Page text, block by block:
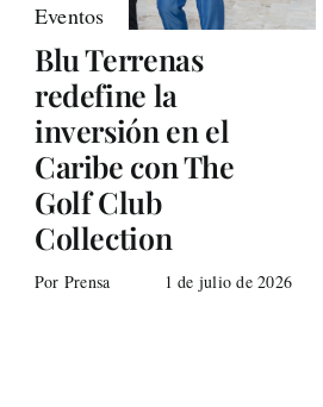
Eventos
Blu Terrenas
redefine la
inversión en el
Caribe con The
Golf Club
Collection
Por Prensa 1 de julio de 2026